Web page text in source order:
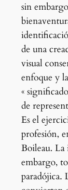
sin
de una
visual
enfoque y
«
de
Es el
profesión,
Boileau. La
embargo,
paradójica.